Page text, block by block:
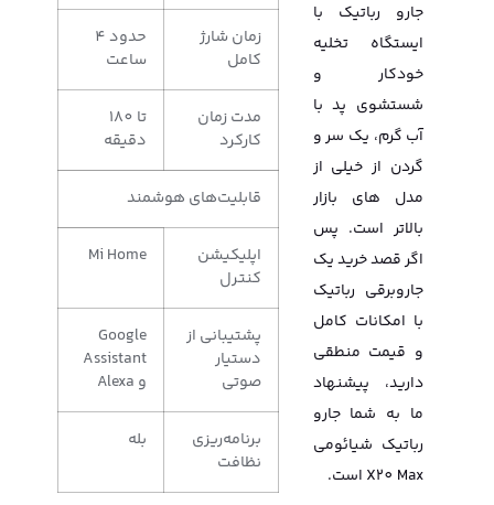
جارو رباتیک با
ایستگاه تخلیه
خودکار و
شستشوی پد با
آب گرم، یک سر و
گردن از خیلی از
مدل های بازار
بالاتر است. پس
اگر قصد خرید یک
جاروبرقی رباتیک
با امکانات کامل
و قیمت منطقی
دارید، پیشنهاد
ما به شما جارو
رباتیک شیائومی
X20 Max است.
زمان شارژ
کامل
حدود 4
ساعت
مدت زمان
کارکرد
تا 180
دقیقه
قابلیت‌های هوشمند
اپلیکیشن
کنترل
Mi Home
پشتیبانی از
دستیار
صوتی
Google
Assistant
و Alexa
برنامه‌ریزی
نظافت
بله